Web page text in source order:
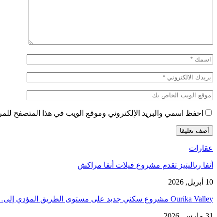
احفظ اسمي والبريد الإلكتروني وموقع الويب في هذا المتصفح
عقارات
أنفا رياليتيز تقدم مشروع فيلات أنفا مراكش
10 أبريل, 2026
Ourika Valley مشروع سكني جديد على مستوى الطريق المؤدي إلى…